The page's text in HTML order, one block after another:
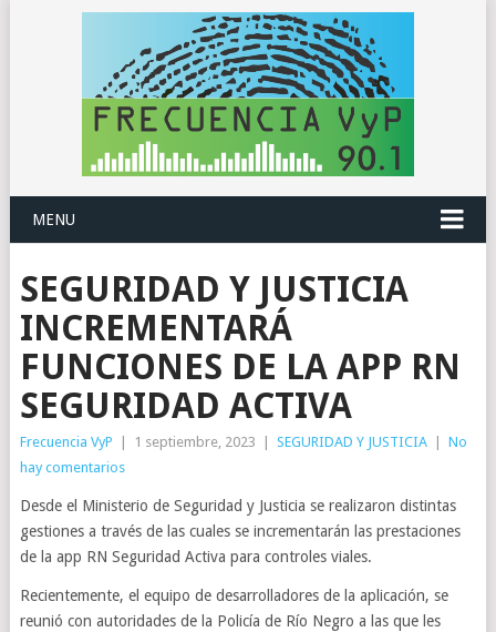
MENU
SEGURIDAD Y JUSTICIA
INCREMENTARÁ
FUNCIONES DE LA APP RN
SEGURIDAD ACTIVA
Frecuencia VyP 1 septiembre, 2023 SEGURIDAD Y JUSTICIA
No
hay comentarios
Desde el Ministerio de Seguridad y Justicia se realizaron distintas
gestiones a través de las cuales se incrementarán las prestaciones
de la app RN Seguridad Activa para controles viales.
Recientemente, el equipo de desarrolladores de la aplicación, se
reunió con autoridades de la Policía de Río Negro a las que les